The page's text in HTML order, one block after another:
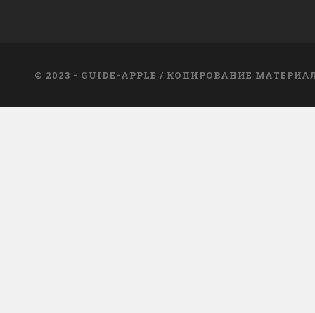
© 2023 - GUIDE-APPLE / КОПИРОВАНИЕ